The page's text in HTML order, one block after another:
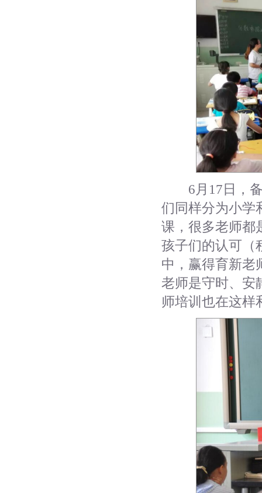
6月17日，备
们同样分为小学
课，很多老师都
孩子们的认可（
中，赢得育新老
老师是守时、安
师培训也在这样